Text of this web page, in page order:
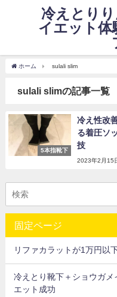
冷えとり
イエット体
ホーム sulali slim
sulali slimの記事一覧
5本指靴下
冷え性改
る着圧ソ
技
2023年2月15
固定ページ
リファカラットが1万円以
冷えとり靴下＋ショウガ
エット成功